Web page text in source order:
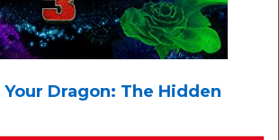
Dragon: The Hidden